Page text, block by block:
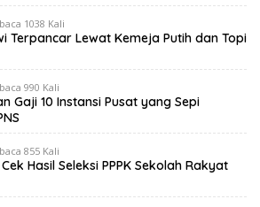
1038 Kali
Terpancar Lewat Kemeja Putih dan Topi
990 Kali
Gaji 10 Instansi Pusat yang Sepi
855 Kali
Hasil Seleksi PPPK Sekolah Rakyat